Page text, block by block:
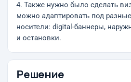
4. Также нужно было сделать
можно адаптировать под
носители: digital-баннеры,
и остановки.
Решение